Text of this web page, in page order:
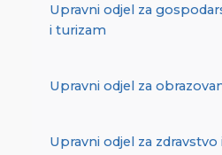
Upravni odjel za
i turizam
Upravni odjel za
Upravni odjel za